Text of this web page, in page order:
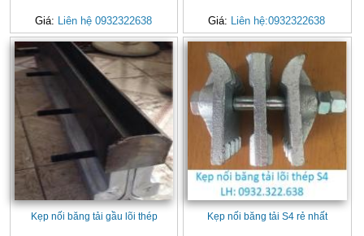
Giá: Liên hệ 0932322638 Giá: Liên hệ:0932322638
Kẹp nối băng tải gầu lõi thép Kẹp nối băng tải S4 rẻ nhất